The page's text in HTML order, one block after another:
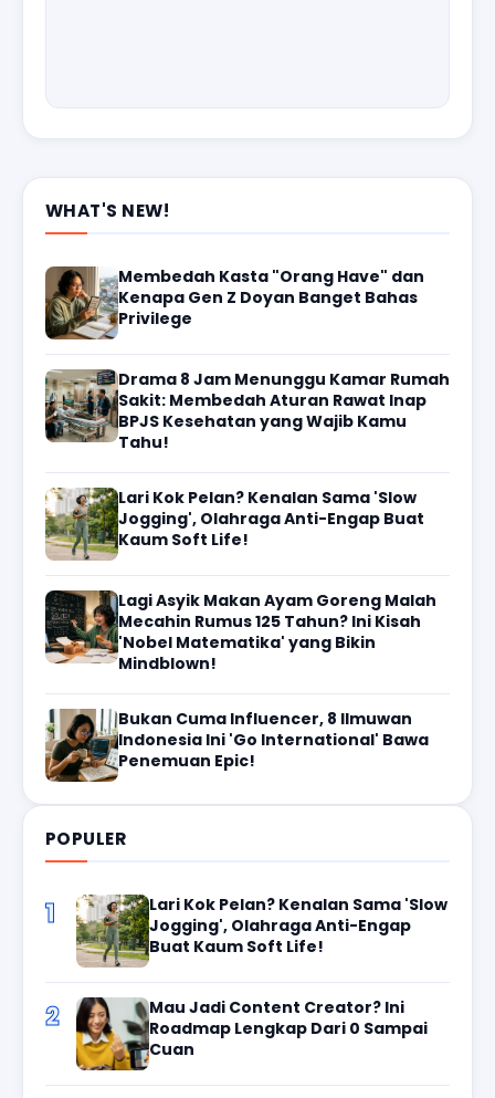
WHAT'S NEW!
Membedah Kasta "Orang Have" dan
Kenapa Gen Z Doyan Banget Bahas
Privilege
Drama 8 Jam Menunggu Kamar Rumah
Sakit: Membedah Aturan Rawat Inap
BPJS Kesehatan yang Wajib Kamu
Tahu!
Lari Kok Pelan? Kenalan Sama 'Slow
Jogging', Olahraga Anti-Engap Buat
Kaum Soft Life!
Lagi Asyik Makan Ayam Goreng Malah
Mecahin Rumus 125 Tahun? Ini Kisah
'Nobel Matematika' yang Bikin
Mindblown!
Bukan Cuma Influencer, 8 Ilmuwan
Indonesia Ini 'Go International' Bawa
Penemuan Epic!
POPULER
1
Lari Kok Pelan? Kenalan Sama 'Slow
Jogging', Olahraga Anti-Engap
Buat Kaum Soft Life!
2
Mau Jadi Content Creator? Ini
Roadmap Lengkap Dari 0 Sampai
Cuan